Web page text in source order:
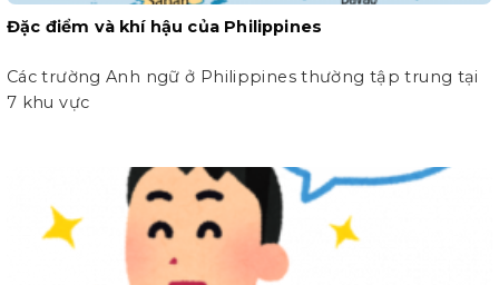
Đặc điểm và khí hậu của Philippines
Các trường Anh ngữ ở Philippines thường tập trung tại
7 khu vực